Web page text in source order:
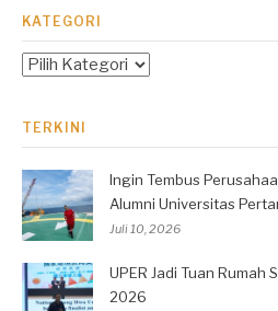
KATEGORI
Kategori
TERKINI
Ingin Tembus
Alumni Universitas
Juli 10, 2026
UPER Jadi Tuan Rumah
2026